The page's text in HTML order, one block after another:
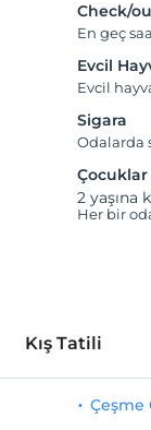
Check/
En geç
Evcil
Evcil
Sigara
Odalarda
Çocuklar
2 yaşına
Her bir
Kış Tatili
Çeşme